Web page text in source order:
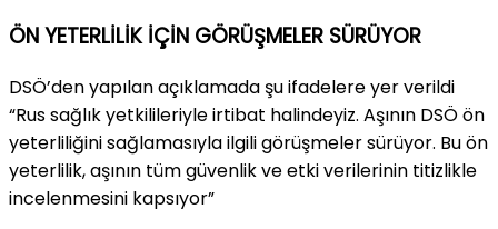
ÖN YETERLİLİK İÇİN GÖRÜŞMELER SÜRÜYOR
DSÖ’den yapılan açıklamada şu ifadelere yer verildi
“Rus sağlık yetkilileriyle irtibat halindeyiz. Aşının DSÖ ön
yeterliliğini sağlamasıyla ilgili görüşmeler sürüyor. Bu ön
yeterlilik, aşının tüm güvenlik ve etki verilerinin titizlikle
incelenmesini kapsıyor”